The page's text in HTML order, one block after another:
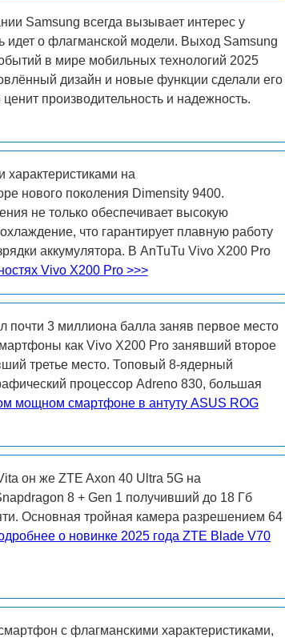
Samsung всегда вызывает интерес у
идет о флагманской модели. Выход Samsung
в мире мобильных технологий 2025
дизайн и новые функции сделали его
производительность и надежность.
на
нового поколения Dimensity 9400.
не только обеспечивает высокую
что гарантирует плавную работу
аккумулятора. В AnTuTu Vivo X200 Pro
Vivo X200 Pro >>>
почти 3 миллиона балла заняв первое место
как Vivo X200 Pro занявший второе
третье место. Топовый 8-ядерный
процессор Adreno 830, большая
мощном смартфоне в антуту ASUS ROG
он же ZTE Axon 40 Ultra 5G на
8 + Gen 1 получивший до 18 Гб
Основная тройная камера разрешением 64
о новинке 2025 года ZTE Blade V70
с флагманскими характеристиками,